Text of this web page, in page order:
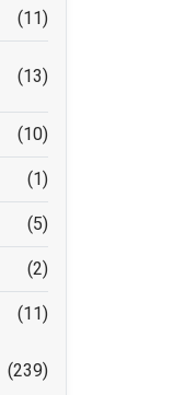
(11)
(13)
(10)
(1)
(5)
(2)
(11)
(239)